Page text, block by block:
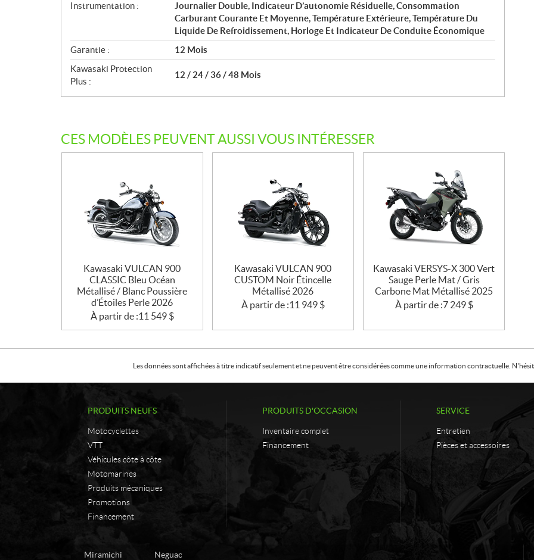
Instrumentation :
Journalier Double, Indicateur D’autonomie Résiduelle, Consommation
Carburant Courante Et Moyenne, Température Extérieure, Température Du
Liquide De Refroidissement, Horloge Et Indicateur De Conduite Économique
Garantie :
12 Mois
Kawasaki Protection
Plus :
12 / 24 / 36 / 48 Mois
CES MODÈLES PEUVENT AUSSI VOUS INTÉRESSER
Kawasaki VULCAN 900
CLASSIC Bleu Océan
Métallisé / Blanc Poussière
d’Étoiles Perle 2026
À partir de :11 549 $
Kawasaki VULCAN 900
CUSTOM Noir Étincelle
Métallisé 2026
À partir de :11 949 $
Kawasaki VERSYS-X 300 Vert
Sauge Perle Mat / Gris
Carbone Mat Métallisé 2025
À partir de :7 249 $
Les données sont affichées à titre indicatif seulement et ne peuvent être considérées comme une information contractuelle.
PRODUITS NEUFS
Motocyclettes
VTT
Véhicules côte à côte
Motomarines
Produits mécaniques
Promotions
Financement
PRODUITS D'OCCASION
Inventaire complet
Financement
SERVICE
Entretien
Pièces et accessoires
Miramichi Neguac